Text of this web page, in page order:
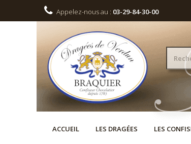
Appelez-nous au : 03-29-84-30-00
ACCUEIL LES DRAGÉES LES